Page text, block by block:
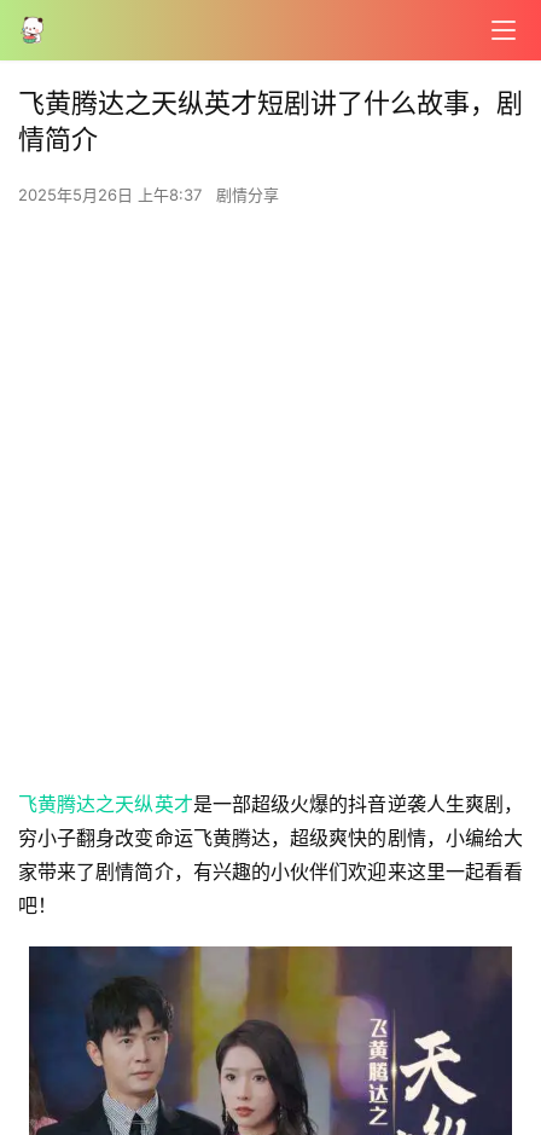
飞黄腾达之天纵英才短剧讲了什么故事，剧
情简介
2025年5月26日 上午8:37 剧情分享
飞黄腾达之天纵英才是一部超级火爆的抖音逆袭人生爽剧，
穷小子翻身改变命运飞黄腾达，超级爽快的剧情，小编给大
家带来了剧情简介，有兴趣的小伙伴们欢迎来这里一起看看
吧！